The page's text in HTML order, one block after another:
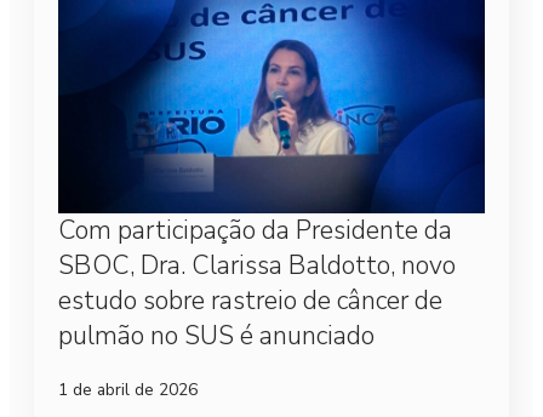
Com participação da Presidente da
SBOC, Dra. Clarissa Baldotto, novo
estudo sobre rastreio de câncer de
pulmão no SUS é anunciado
1 de abril de 2026